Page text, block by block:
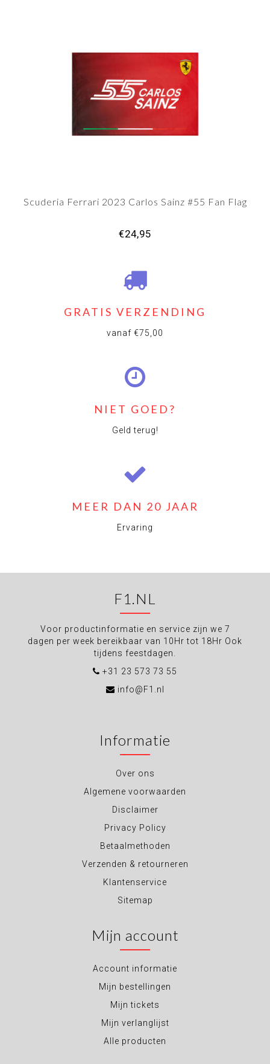
Scuderia Ferrari 2023 Carlos Sainz #55 Fan Flag
€24,95
GRATIS VERZENDING
vanaf €75,00
NIET GOED?
Geld terug!
MEER DAN 20 JAAR
Ervaring
F1.NL
Voor productinformatie en service zijn we 7
dagen per week bereikbaar van 10Hr tot 18Hr Ook
tijdens feestdagen.
+31 23 573 73 55
info@F1.nl
Informatie
Over ons
Algemene voorwaarden
Disclaimer
Privacy Policy
Betaalmethoden
Verzenden & retourneren
Klantenservice
Sitemap
Mijn account
Account informatie
Mijn bestellingen
Mijn tickets
Mijn verlanglijst
Alle producten